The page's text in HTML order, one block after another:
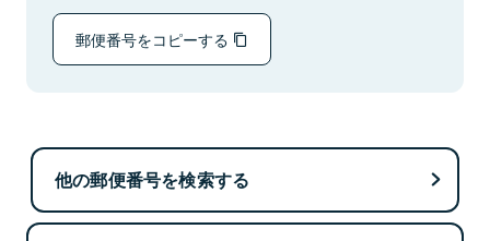
郵便番号をコピーする
他の郵便番号を検索する